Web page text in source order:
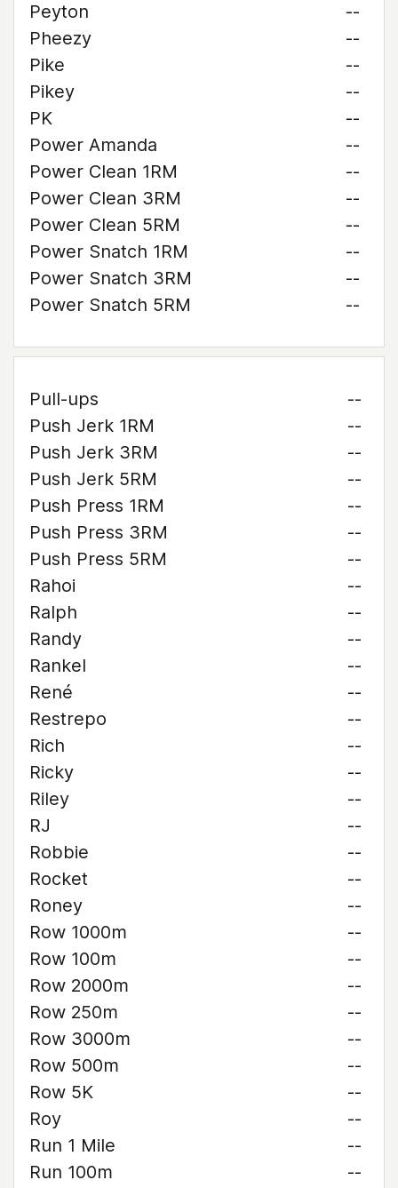
Peyton
--
Pheezy
--
Pike
--
Pikey
--
PK
--
Power Amanda
--
Power Clean 1RM
--
Power Clean 3RM
--
Power Clean 5RM
--
Power Snatch 1RM
--
Power Snatch 3RM
--
Power Snatch 5RM
--
Pull-ups
--
Push Jerk 1RM
--
Push Jerk 3RM
--
Push Jerk 5RM
--
Push Press 1RM
--
Push Press 3RM
--
Push Press 5RM
--
Rahoi
--
Ralph
--
Randy
--
Rankel
--
René
--
Restrepo
--
Rich
--
Ricky
--
Riley
--
RJ
--
Robbie
--
Rocket
--
Roney
--
Row 1000m
--
Row 100m
--
Row 2000m
--
Row 250m
--
Row 3000m
--
Row 500m
--
Row 5K
--
Roy
--
Run 1 Mile
--
Run 100m
--